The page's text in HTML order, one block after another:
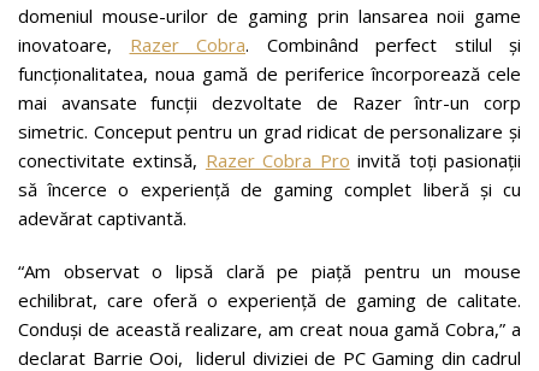
domeniul mouse-urilor de gaming prin lansarea noii game
inovatoare, Razer Cobra. Combinând perfect stilul și
funcționalitatea, noua gamă de periferice încorporează cele
mai avansate funcții dezvoltate de Razer într-un corp
simetric. Conceput pentru un grad ridicat de personalizare și
conectivitate extinsă, Razer Cobra Pro invită toți pasionații
să încerce o experiență de gaming complet liberă și cu
adevărat captivantă.
“Am observat o lipsă clară pe piață pentru un mouse
echilibrat, care oferă o experiență de gaming de calitate.
Conduși de această realizare, am creat noua gamă Cobra,” a
declarat Barrie Ooi, liderul diviziei de PC Gaming din cadrul